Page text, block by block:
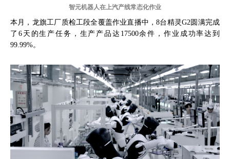
智元机器人在上汽产线常态化作业
本月，龙旗工厂质检工段全覆盖作业直播中，8台精灵G2圆满完成
了6天的生产任务，生产产品达17500余件，作业成功率达到
99.99%。